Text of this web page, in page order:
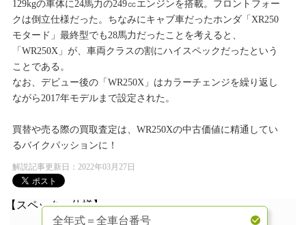
129kgの車体に24馬力の249㏄エンジンを搭載。フロントフォー
クは倒立仕様だった。ちなみにキャブ車だったホンダ「XR250
モタード」最終型でも28馬力だったことを考えると、
「WR250X」が、車両クラスの割にハイスペックだったという
ことである。
なお、デビュー後の「WR250X」はカラーチェンジを繰り返し
ながら2017年モデルまで設定された。
買替や売る際の買取査定は、WR250Xの中古価値に精通してい
るバイクパッションに！
解説記事更新日：2022年03月27日
【スペック・仕様】